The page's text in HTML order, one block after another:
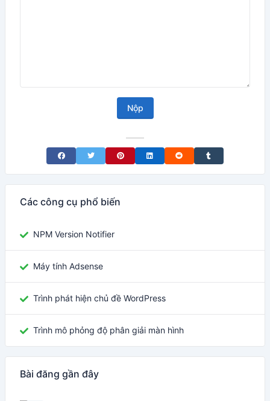
Nộp
Share on Facebook
Share on TwitterShare on Pinterest
Share on LinkedIn
Share on RedditShare on Tumblr
Các công cụ phổ biến
NPM Version Notifier
Máy tính Adsense
Trình phát hiện chủ đề WordPress
Trình mô phỏng độ phân giải màn hình
Bài đăng gần đây